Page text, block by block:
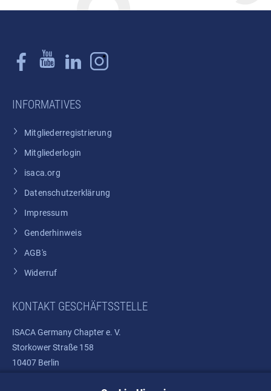
INFORMATIVES
Mitgliederregistrierung
Mitgliederlogin
isaca.org
Datenschutzerklärung
Impressum
Genderhinweis
AGB's
Widerruf
KONTAKT GESCHÄFTSSTELLE
ISACA Germany Chapter e. V.
Storkower Straße 158
10407 Berlin